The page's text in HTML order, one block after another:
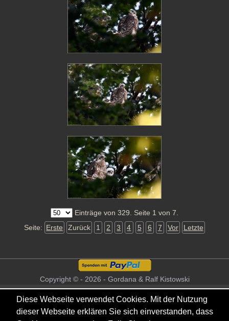
Einträge von 329. Seite 1 von 7.
Seite: Erste Zurück 1 2 3 4 5 6 7 Vor Letzte
Copyright © - 2026 - Gordana & Ralf Kistowski
Diese Webseite verwendet Cookies. Mit der Nutzung
dieser Webseite erklären Sie sich einverstanden, dass